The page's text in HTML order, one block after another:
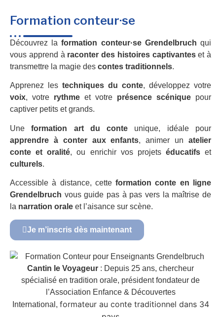
Formation conteur·se
Découvrez laformation conteur·se Grendelbruch qui
vous apprend à raconter des histoires captivanteset à
transmettre la magie des contes traditionnels.
Apprenez les techniques du conte, développez votre
voix, votre rythme et votre présence scénique pour
captiver petits et grands.
Uneformation art du conte unique, idéale pour
apprendre à conter aux enfants, animer unatelier
conte et oralité, ou enrichir vos projets éducatifset
culturels.
Accessible à distance, cetteformation conte en ligne
Grendelbruch vous guide pas à pas vers la maîtrise de
la narration orale et l’aisance sur scène.
Je m’inscris dès maintenant
Cantin le Voyageur : Depuis 25 ans, chercheur
spécialisé en tradition orale, président fondateur de
l’Association Enfance & Découvertes
International, formateur au conte traditionnel dans 34